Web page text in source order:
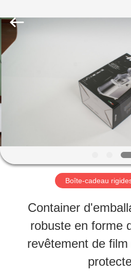
MAISON
PRODUITS
VIDÉOS
AU
NOUS
Maidun
Co.,Ltd.
Boîte-cadeau
Container
robuste en forme
revêtement de